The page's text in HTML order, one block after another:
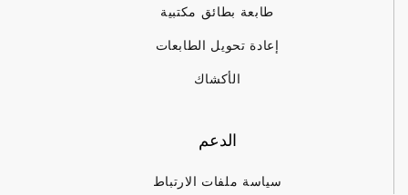
طابعة بطائق مكتبية
إعادة تحويل الطابعات
الأكشاك
الدعم
سياسة ملفات الارتباط